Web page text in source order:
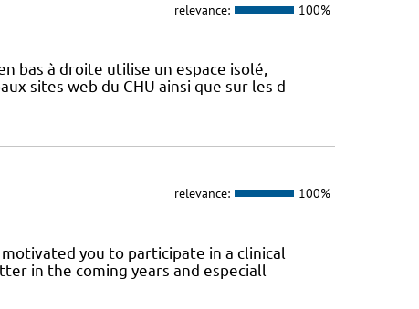
relevance: 100%
bas à droite utilise un espace isolé,
sites web du CHU ainsi que sur les d
relevance: 100%
you to participate in a clinical
in the coming years and especiall